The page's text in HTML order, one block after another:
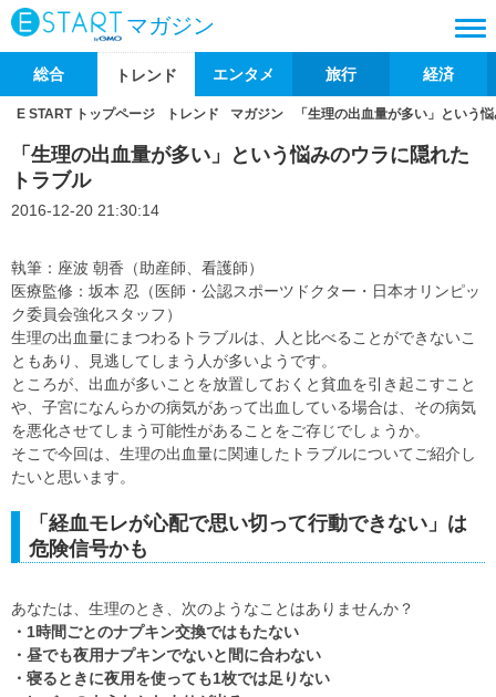
マガジン
総合 トレンド エンタメ 旅行 経済
E START トップページ トレンド マガジン 「生理の出血量が多い」という
「生理の出血量が多い」という悩みのウラに隠れた
トラブル
2016-12-20 21:30:14
執筆：座波 朝香（助産師、看護師）
医療監修：坂本 忍（医師・公認スポーツドクター・日本オリンピッ
ク委員会強化スタッフ）
生理の出血量にまつわるトラブルは、人と比べることができないこ
ともあり、見逃してしまう人が多いようです。
ところが、出血が多いことを放置しておくと貧血を引き起こすこと
や、子宮になんらかの病気があって出血している場合は、その病気
を悪化させてしまう可能性があることをご存じでしょうか。
そこで今回は、生理の出血量に関連したトラブルについてご紹介し
たいと思います。
「経血モレが心配で思い切って行動できない」は
危険信号かも
あなたは、生理のとき、次のようなことはありませんか？
・1時間ごとのナプキン交換ではもたない
・昼でも夜用ナプキンでないと間に合わない
・寝るときに夜用を使っても1枚では足りない